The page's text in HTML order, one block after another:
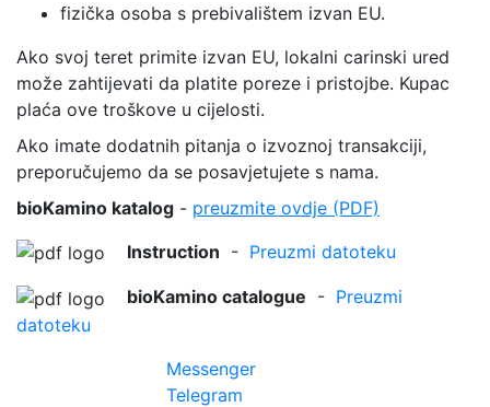
fizička osoba s prebivalištem izvan EU.
Ako svoj teret primite izvan EU, lokalni carinski ured
može zahtijevati da platite poreze i pristojbe. Kupac
plaća ove troškove u cijelosti.
Ako imate dodatnih pitanja o izvoznoj transakciji,
preporučujemo da se posavjetujete s nama.
bioKamino katalog - preuzmite ovdje (PDF)
Instruction - Preuzmi datoteku
bioKamino catalogue - Preuzmi
datoteku
Messenger
Telegram